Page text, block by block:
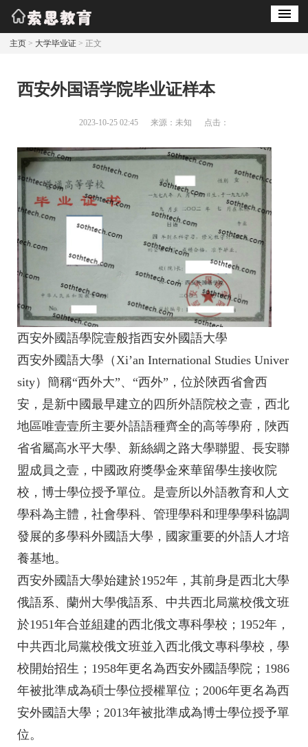
主页> 大学毕业证> 正文
西安外国语学院毕业证样本
2023-10-25 02:45 来源：未知 点击：
西安外國語學院壹般指西安外國語大學
西安外國語大學（Xi’an International Studies Univer
sity）簡稱“西外大”、“西外”，位於陜西省會西
安，是新中國最早建立的四所外語院校之壹，西北
地區唯壹壹所主要外語語種齊全的高等學府，陜西
省省屬高水平大學、新絲綢之路大學聯盟、長安聯
盟成員之壹，中國政府獎學金來華留學生接收院
校，博士學位授予單位。是壹所以外語教育和人文
學科為主體，社會學科、管理學科和理學學科協調
發展的多學科外國語大學，國家重要的外語人才培
養基地。
西安外國語大學始建於1952年，其前身是西北大學
俄語系、蘭州大學俄語系、中共西北局黨校俄文班
於1951年合並組建的西北俄文專科學校；1952年，
中共西北局黨校俄文班並入西北俄文專科學校，學
校開始招生；1958年更名為西安外國語學院；1986
年被批準成為碩士學位授權單位；2006年更名為西
安外國語大學；2013年被批準成為博士學位授予單
位。